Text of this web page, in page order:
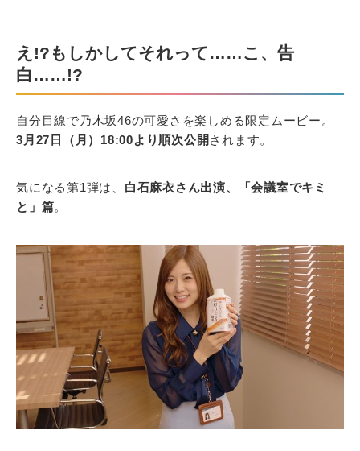
え!?もしかしてそれって……こ、告
白……!?
自分目線で乃木坂46の可愛さを楽しめる限定ムービー。
3月27日（月）18:00より順次公開 されます。
気になる第1弾は、 白石麻衣さん出演、「会議室でキミ
と」篇。